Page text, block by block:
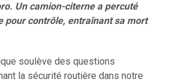
Un camion-citerne a percuté
pour contrôle, entraînant sa mort
soulève des questions
la sécurité routière dans notre